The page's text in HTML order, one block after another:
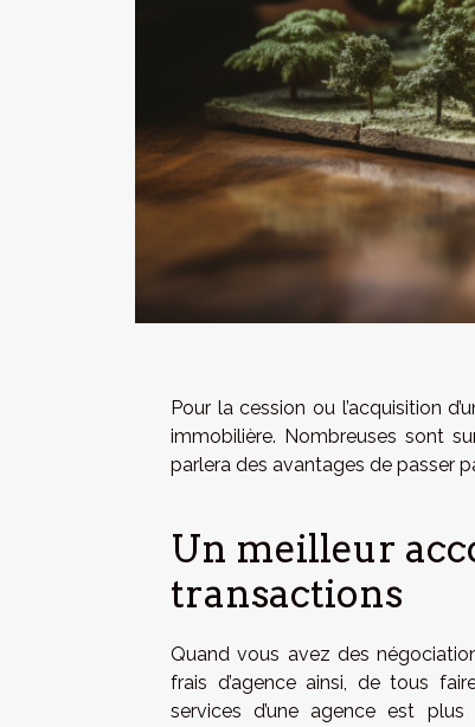
Pour la cession ou l’acquisition
immobilière. Nombreuses sont
parlera des avantages de passer
Un meilleur
transactions
Quand vous avez des
frais d’agence ainsi, de tous
services d’une agence est